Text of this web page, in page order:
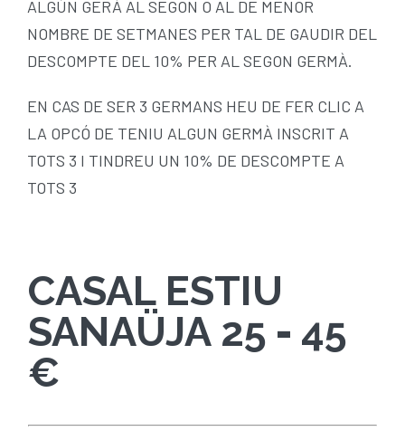
ALGÚN GERÀ AL SEGON O AL DE MENOR
NOMBRE DE SETMANES PER TAL DE GAUDIR DEL
DESCOMPTE DEL 10% PER AL SEGON GERMÀ.
EN CAS DE SER 3 GERMANS HEU DE FER CLIC A
LA OPCÓ DE TENIU ALGUN GERMÀ INSCRIT A
TOTS 3 I TINDREU UN 10% DE DESCOMPTE A
TOTS 3
CASAL ESTIU
SANAÜJA 25 - 45
€